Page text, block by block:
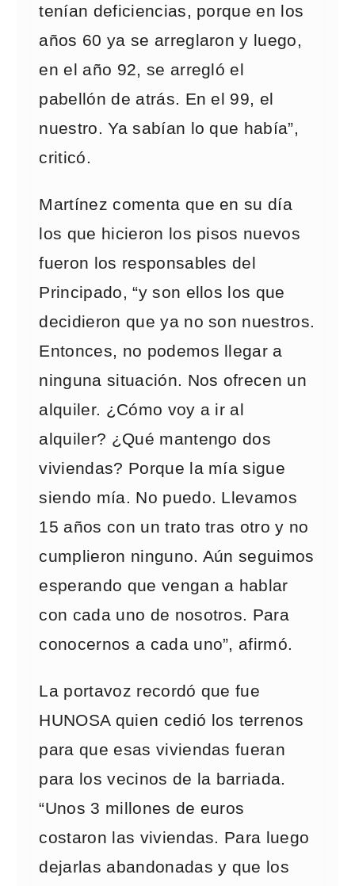
tenían deficiencias, porque en los
años 60 ya se arreglaron y luego,
en el año 92, se arregló el
pabellón de atrás. En el 99, el
nuestro. Ya sabían lo que había”,
criticó.
Martínez comenta que en su día
los que hicieron los pisos nuevos
fueron los responsables del
Principado, “y son ellos los que
decidieron que ya no son nuestros.
Entonces, no podemos llegar a
ninguna situación. Nos ofrecen un
alquiler. ¿Cómo voy a ir al
alquiler? ¿Qué mantengo dos
viviendas? Porque la mía sigue
siendo mía. No puedo. Llevamos
15 años con un trato tras otro y no
cumplieron ninguno. Aún seguimos
esperando que vengan a hablar
con cada uno de nosotros. Para
conocernos a cada uno”, afirmó.
La portavoz recordó que fue
HUNOSA quien cedió los terrenos
para que esas viviendas fueran
para los vecinos de la barriada.
“Unos 3 millones de euros
costaron las viviendas. Para luego
dejarlas abandonadas y que los